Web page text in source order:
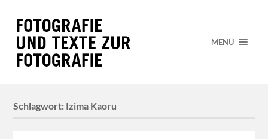
MENÜ
Schlagwort: Izima Kaoru